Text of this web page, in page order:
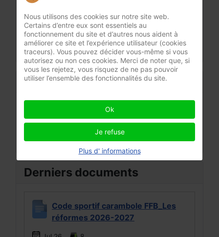
Mot de passe perdu ?
Identifiant perdu ?
Créer un compte
Suivez-nous sur :
Derniers documents
Code sportif carambole FFB_Les
réformes 2026-2027
Nous utilisons des cookies sur notre site web.
Certains d’entre eux sont essentiels au
fonctionnement du site et d’autres nous aident à
améliorer ce site et l’expérience utilisateur (cookies
traceurs). Vous pouvez décider vous-même si vous
autorisez ou non ces cookies. Merci de noter que, si
vous les rejetez, vous risquez de ne pas pouvoir
utiliser l’ensemble des fonctionnalités du site.
Ok
Je refuse
Plus d' informations